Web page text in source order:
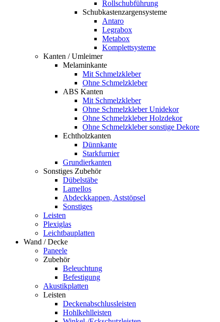
Rollschubführung
Schubkastenzargensysteme
Antaro
Legrabox
Metabox
Komplettsysteme
Kanten / Umleimer
Melaminkante
Mit Schmelzkleber
Ohne Schmelzkleber
ABS Kanten
Mit Schmelzkleber
Ohne Schmelzkleber Unidekor
Ohne Schmelzkleber Holzdekor
Ohne Schmelzkleber sonstige Dekore
Echtholzkanten
Dünnkante
Starkfurnier
Grundierkanten
Sonstiges Zubehör
Dübelstäbe
Lamellos
Abdeckkappen, Aststöpsel
Sonstiges
Leisten
Plexiglas
Leichtbauplatten
Wand / Decke
Paneele
Zubehör
Beleuchtung
Befestigung
Akustikplatten
Leisten
Deckenabschlussleisten
Hohlkehlleisten